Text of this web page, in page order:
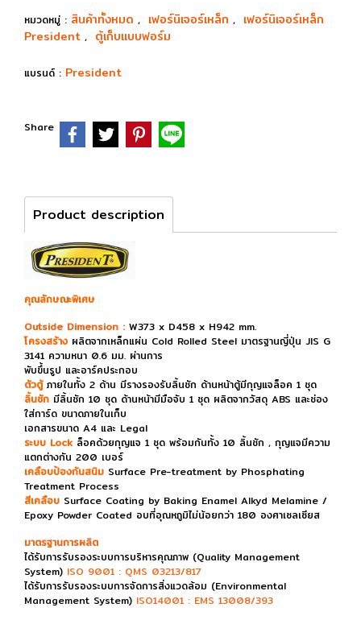
หมวดหมู่ : สินค้าทั้งหมด , เฟอร์นิเจอร์เหล็ก , เฟอร์นิเจอร์เหล็ก
President , ตู้เก็บแบบฟอร์ม
แบรนด์ : President
Share
Product description
คุณลักษณะพิเศษ
Outside Dimension : W373 x D458 x H942 mm.
โครงสร้าง ผลิตจากเหล็กแผ่น Cold Rolled Steel มาตรฐานญี่ปุ่น JIS G
3141 ความหนา 0.6 มม. ผ่านการ
พับขึ้นรูป และอาร์คประกอบ
ตัวตู้ภายในทั้ง 2 ด้าน มีรางรองรับลิ้นชัก ด้านหน้าตู้มีกุญแจล็อค 1 ชุด
ลิ้นชัก มีลิ้นชัก 10 ชุด ด้านหน้ามีมือจับ 1 ชุด ผลิตจากวัสดุ ABS และช่อง
ใส่การ์ด ขนาดภายในเก็บ
เอกสารขนาด A4 และ Legal
ระบบ Lock ล็อคด้วยกุญแจ 1 ชุด พร้อมกันทั้ง 10 ลิ้นชัก , กุญแจมีความ
แตกต่างกัน 200 เบอร์
เคลือบป้องกันสนิม Surface Pre-treatment by Phosphating
Treatment Process
สีเคลือบ Surface Coating by Baking Enamel Alkyd Melamine /
Epoxy Powder Coated อบที่อุณหภูมิไม่น้อยกว่า 180 องศาเซลเซียส
มาตรฐานการผลิต
ได้รับการรับรองระบบการบริหารคุณภาพ (Quality Management
System) ISO 9001 : QMS 03213/817
ได้รับการรับรองระบบการจัดการสิ่งแวดล้อม (Environmental
Management System) ISO14001 : EMS 13008/393